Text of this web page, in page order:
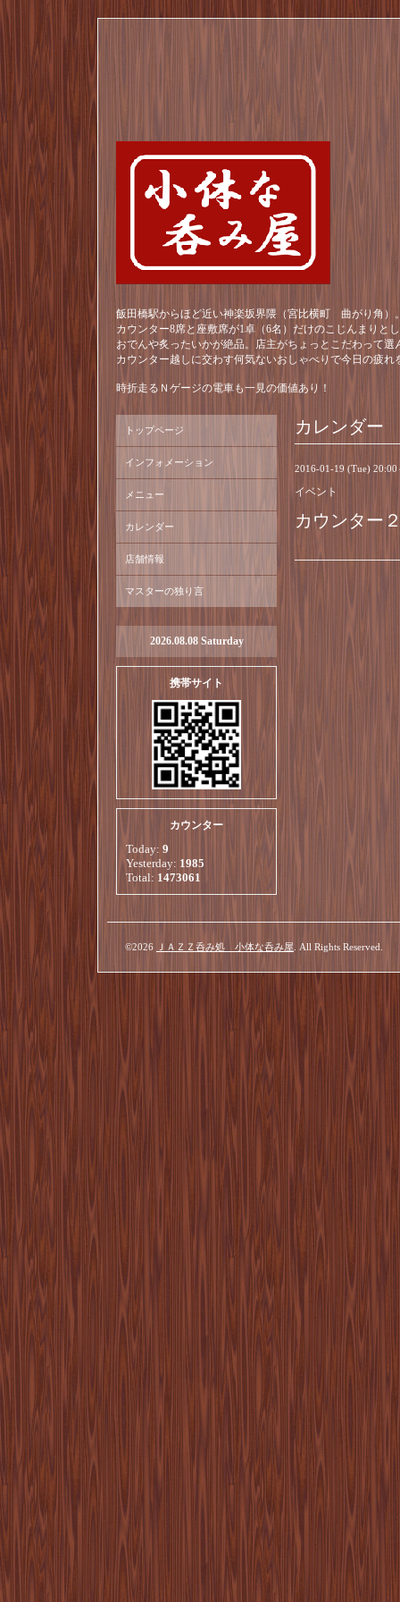
飯田橋駅からほど近い神楽坂界隈（宮比横町 曲がり角）
カウンター8席と座敷席が1卓（6名）だけのこじんまりと
おでんや炙ったいかが絶品。店主がちょっとこだわって
カウンター越しに交わす何気ないおしゃべりで今日の疲れ
時折走るＮゲージの電車も一見の価値あり！
カレンダー
2016-01-19 (Tue) 20:00
イベント
カウンター
トップページ
インフォメーション
メニュー
カレンダー
店舗情報
マスターの独り言
2026.08.08 Saturday
携帯サイト
カウンター
Today: 9
Yesterday: 1985
Total: 1473061
©2026 ＪＡＺＺ呑み処 小体な呑み屋 . All Rights Reserved.